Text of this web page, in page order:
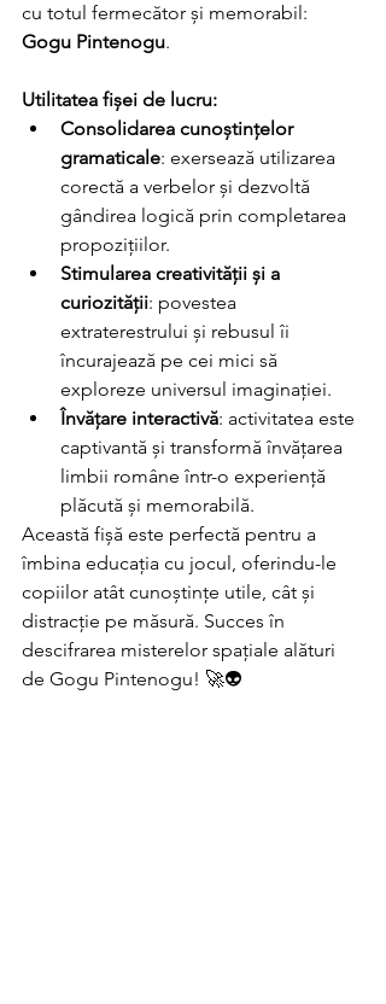
cu totul fermecător și memorabil:
Gogu Pintenogu.
Utilitatea fișei de lucru:
Consolidarea cunoștințelor
gramaticale: exersează utilizarea
corectă a verbelor și dezvoltă
gândirea logică prin completarea
propozițiilor.
Stimularea creativității și a
curiozității: povestea
extraterestrului și rebusul îi
încurajează pe cei mici să
exploreze universul imaginației.
Învățare interactivă: activitatea este
captivantă și transformă învățarea
limbii române într-o experiență
plăcută și memorabilă.
Această fișă este perfectă pentru a
îmbina educația cu jocul, oferindu-le
copiilor atât cunoștințe utile, cât și
distracție pe măsură. Succes în
descifrarea misterelor spațiale alături
de Gogu Pintenogu! 🚀👽